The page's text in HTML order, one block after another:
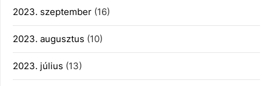
2023. szeptember (16)
2023. augusztus (10)
2023. július (13)